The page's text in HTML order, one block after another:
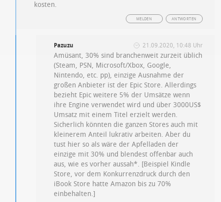
kosten.
ANTWORTEN
MELDEN
Pazuzu 21.09.2020, 10:48 Uhr
Amüsant, 30% sind branchenweit zurzeit üblich
(Steam, PSN, Microsoft/Xbox, Google,
Nintendo, etc. pp), einzige Ausnahme der
großen Anbieter ist der Epic Store. Allerdings
bezieht Epic weitere 5% der Umsätze wenn
ihre Engine verwendet wird und über 3000US$
Umsatz mit einem Titel erzielt werden.
Sicherlich könnten die ganzen Stores auch mit
kleinerem Anteil lukrativ arbeiten. Aber du
tust hier so als wäre der Apfelladen der
einzige mit 30% und blendest offenbar auch
aus, wie es vorher aussah*. [Beispiel Kindle
Store, vor dem Konkurrenzdruck durch den
iBook Store hatte Amazon bis zu 70%
einbehalten.]